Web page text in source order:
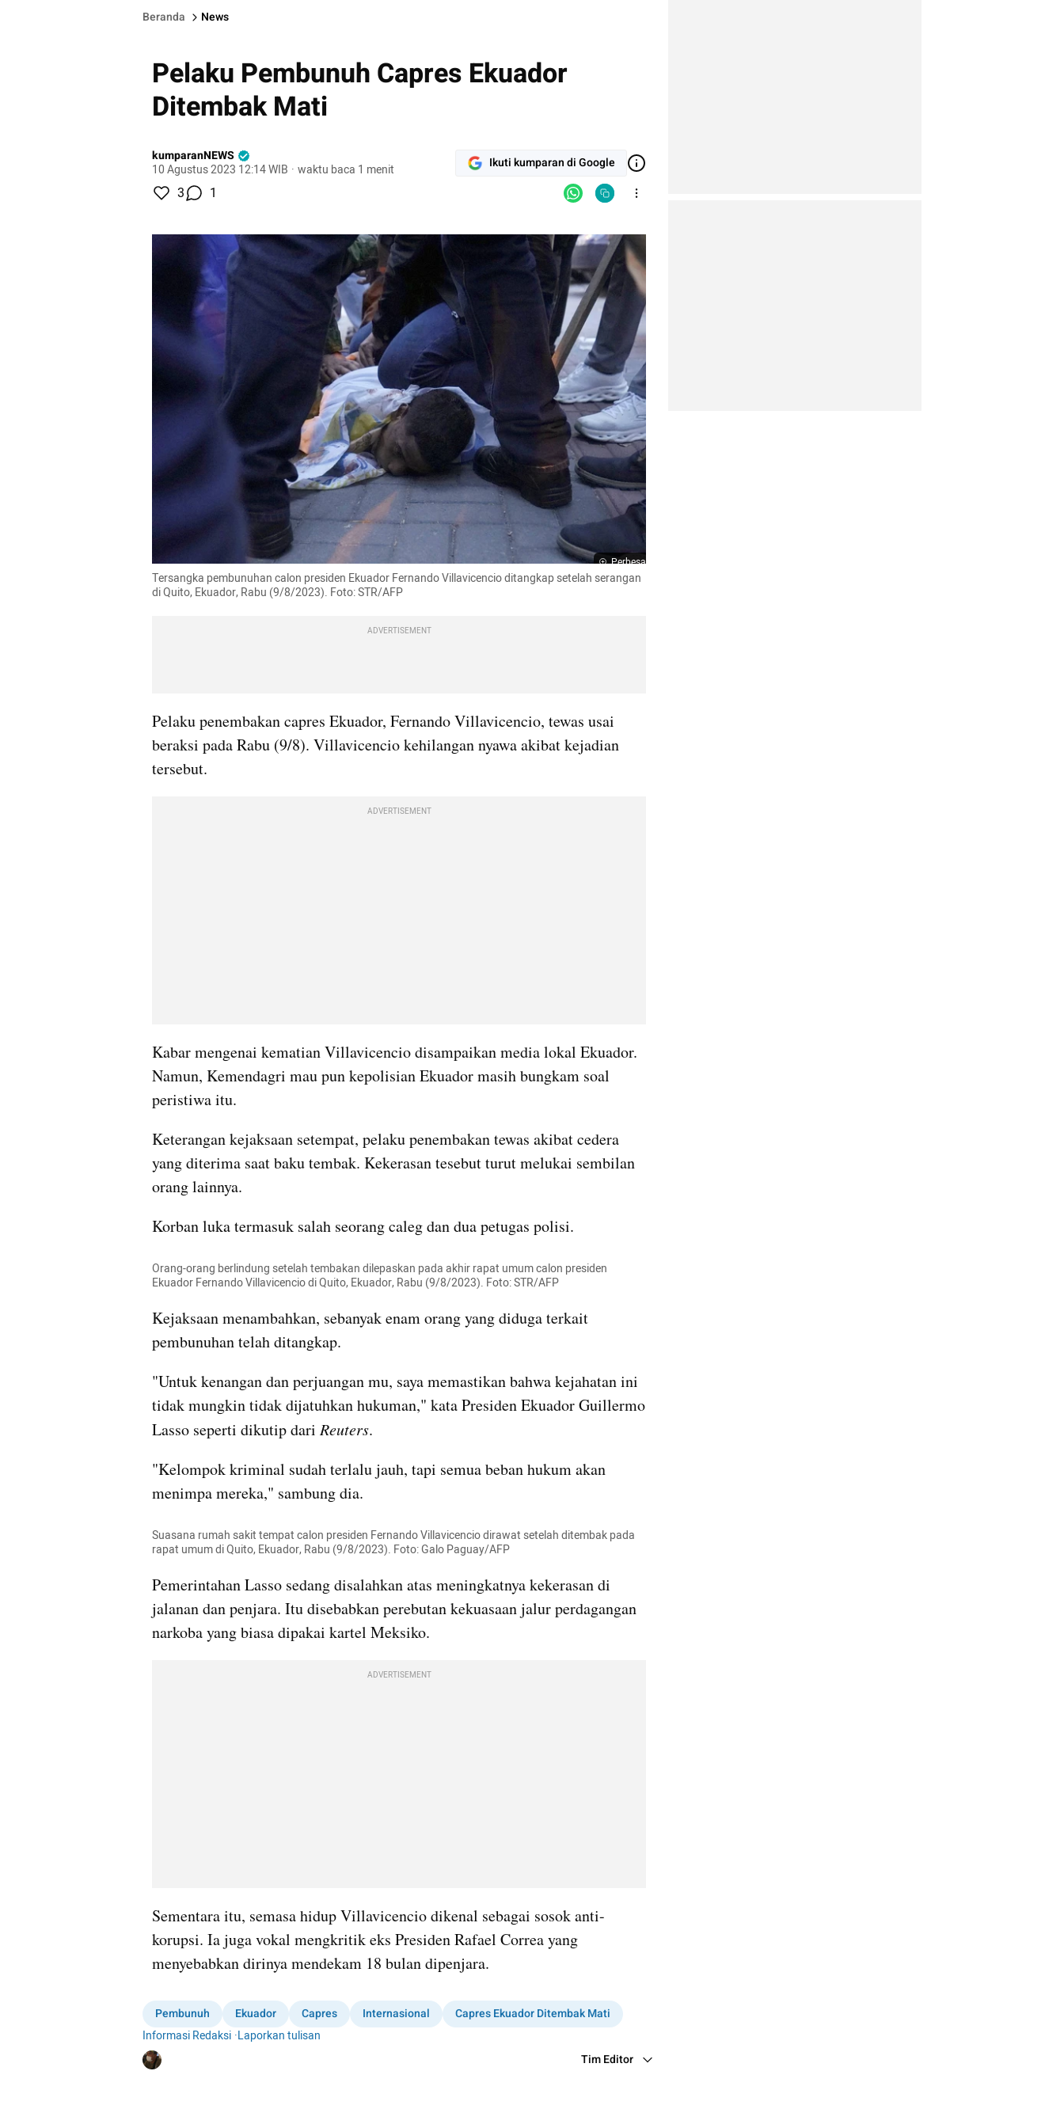
Beranda News
Pelaku Pembunuh Capres Ekuador
Ditembak Mati
kumparanNEWS
10 Agustus 2023 12:14 WIB · waktu baca 1 menit Ikuti kumparan di Google
3 1
Perbesar
Tersangka pembunuhan calon presiden Ekuador Fernando Villavicencio ditangkap setelah serangan
di Quito, Ekuador, Rabu (9/8/2023). Foto: STR/AFP
ADVERTISEMENT
Pelaku penembakan capres Ekuador, Fernando Villavicencio, tewas usai
beraksi pada Rabu (9/8). Villavicencio kehilangan nyawa akibat kejadian
tersebut.
ADVERTISEMENT
Kabar mengenai kematian Villavicencio disampaikan media lokal Ekuador.
Namun, Kemendagri mau pun kepolisian Ekuador masih bungkam soal
peristiwa itu.
Keterangan kejaksaan setempat, pelaku penembakan tewas akibat cedera
yang diterima saat baku tembak. Kekerasan tesebut turut melukai sembilan
orang lainnya.
Korban luka termasuk salah seorang caleg dan dua petugas polisi.
Orang-orang berlindung setelah tembakan dilepaskan pada akhir rapat umum calon presiden
Ekuador Fernando Villavicencio di Quito, Ekuador, Rabu (9/8/2023). Foto: STR/AFP
Kejaksaan menambahkan, sebanyak enam orang yang diduga terkait
pembunuhan telah ditangkap.
"Untuk kenangan dan perjuangan mu, saya memastikan bahwa kejahatan ini
tidak mungkin tidak dijatuhkan hukuman," kata Presiden Ekuador Guillermo
Lasso seperti dikutip dari Reuters.
"Kelompok kriminal sudah terlalu jauh, tapi semua beban hukum akan
menimpa mereka," sambung dia.
Suasana rumah sakit tempat calon presiden Fernando Villavicencio dirawat setelah ditembak pada
rapat umum di Quito, Ekuador, Rabu (9/8/2023). Foto: Galo Paguay/AFP
Pemerintahan Lasso sedang disalahkan atas meningkatnya kekerasan di
jalanan dan penjara. Itu disebabkan perebutan kekuasaan jalur perdagangan
narkoba yang biasa dipakai kartel Meksiko.
ADVERTISEMENT
Sementara itu, semasa hidup Villavicencio dikenal sebagai sosok anti-
korupsi. Ia juga vokal mengkritik eks Presiden Rafael Correa yang
menyebabkan dirinya mendekam 18 bulan dipenjara.
Pembunuh Ekuador Capres Internasional
Capres Ekuador Ditembak Mati
Informasi Redaksi ·Laporkan tulisan
Tim Editor